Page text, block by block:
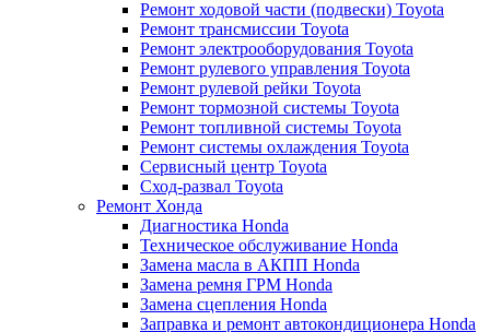
Ремонт ходовой части (подвески) Toyota
Ремонт трансмиссии Toyota
Ремонт электрооборудования Toyota
Ремонт рулевого управления Toyota
Ремонт рулевой рейки Toyota
Ремонт тормозной системы Toyota
Ремонт топливной системы Toyota
Ремонт системы охлаждения Toyota
Сервисный центр Toyota
Сход-развал Toyota
Ремонт Хонда
Диагностика Honda
Техническое обслуживание Honda
Замена масла в АКПП Honda
Замена ремня ГРМ Honda
Замена сцепления Honda
Заправка и ремонт автокондиционера Honda